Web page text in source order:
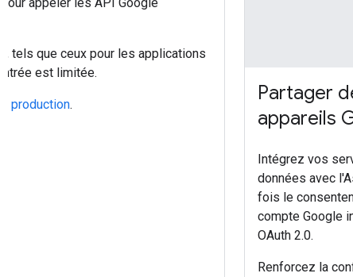
tels que ceux pour les applications
est limitée.
production.
Partager
appareils
Intégrez vos
données avec
fois le
compte Google
OAuth 2.0.
Renforcez la